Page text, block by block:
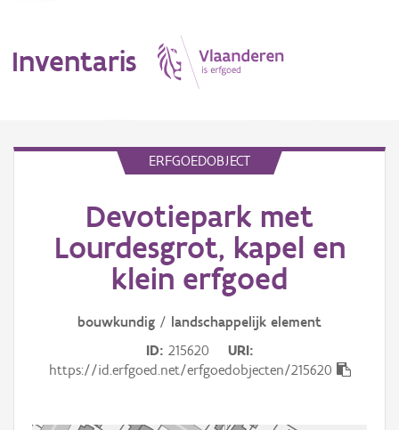
Inventaris
Aanduidingsobject
Gebeurtenis
ERFGOEDOBJECT
Devotiepark met
Lourdesgrot, kapel en
klein erfgoed
bouwkundig / landschappelijk element
ID 215620
URI
https://id.erfgoed.net/erfgoedobjecten/215620